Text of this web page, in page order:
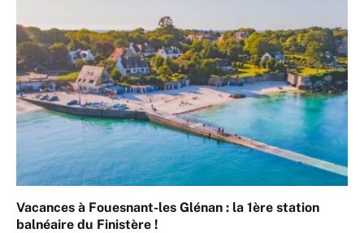
Vacances à Fouesnant-les Glénan : la 1ère station
balnéaire du Finistère !